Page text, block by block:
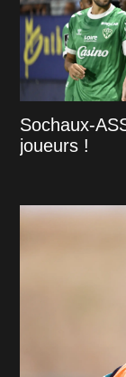
Sochaux-
joueurs !